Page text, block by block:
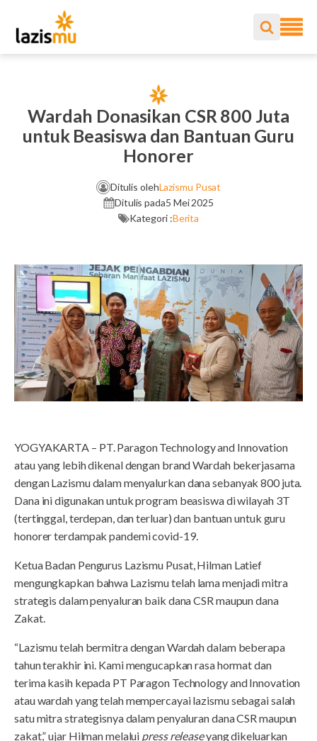
Wardah Donasikan CSR 800 Juta
untuk Beasiswa dan Bantuan Guru
Honorer
Ditulis olehLazismu Pusat
Ditulis pada5 Mei 2025
Kategori :Berita
YOGYAKARTA – PT. Paragon Technology and Innovation
atau yang lebih dikenal dengan brand Wardah bekerjasama
dengan Lazismu dalam menyalurkan dana sebanyak 800 juta.
Dana ini digunakan untuk program beasiswa di wilayah 3T
(tertinggal, terdepan, dan terluar) dan bantuan untuk guru
honorer terdampak pandemi covid-19.
Ketua Badan Pengurus Lazismu Pusat, Hilman Latief
mengungkapkan bahwa Lazismu telah lama menjadi mitra
strategis dalam penyaluran baik dana CSR maupun dana
Zakat.
“Lazismu telah bermitra dengan Wardah dalam beberapa
tahun terakhir ini. Kami mengucapkan rasa hormat dan
terima kasih kepada PT Paragon Technology and Innovation
atau wardah yang telah mempercayai lazismu sebagai salah
satu mitra strategisnya dalam penyaluran dana CSR maupun
zakat,” ujar Hilman melalui press releaseyang dikeluarkan